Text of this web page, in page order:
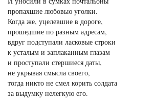
пропахшие любовью уголки.
Когда же, уцелевшие в дороге,
прошедшие по разным адресам,
вдруг подступали ласковые строки
к усталым и заплаканным глазам
и проступали стершиеся даты,
не укрывая смысла своего,
тогда никто не смел корить солдата
за выдумку нелегкую его.